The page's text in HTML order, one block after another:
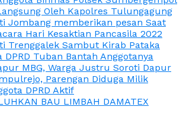
Oleh Kapolres Tulungagung
Jombang memberikan pesan Saat
Hari Kesaktian Pancasila 2022
Trenggalek Sambut Kirab Pataka
DPRD Tuban Bantah Anggotanya
MBG, Warga Justru Soroti Dapur
Parengan Diduga Milik
DPRD Aktif
BAU LIMBAH DAMATEX